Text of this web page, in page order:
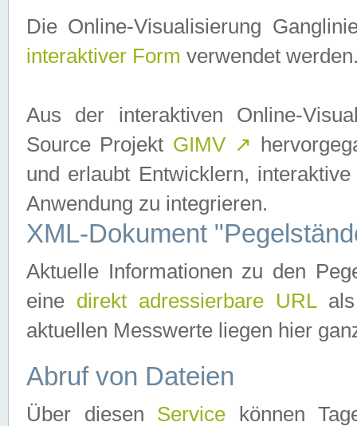
Die Online-Visualisierung
interaktiver Form verwendet
Aus der interaktiven Online-
Source Projekt GIMV ↗
und erlaubt Entwicklern,
Anwendung zu integrieren.
XML-Dokument
Aktuelle Informationen zu den
eine direkt adressierbare URLals
aktuellen Messwerte liegen hier
Abruf von Dateien
Über diesen Service können